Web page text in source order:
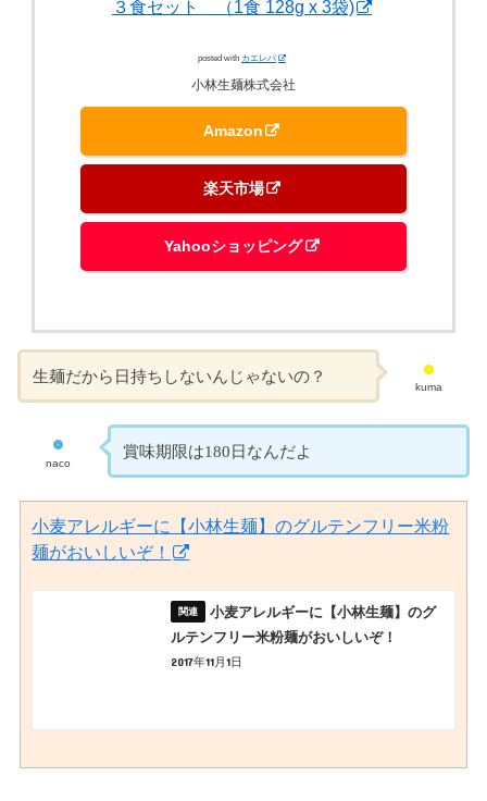
３食セット （1食 128g x 3袋)
posted with カエレバ
小林生麺株式会社
Amazon
楽天市場
Yahooショッピング
kuma
生麺だから日持ちしないんじゃないの？
naco
賞味期限は180日なんだよ
小麦アレルギーに【小林生麺】のグルテンフリー米粉
麺がおいしいぞ！
小麦アレルギーに【小林生麺】のグ
ルテンフリー米粉麺がおいしいぞ！
2017年11月1日